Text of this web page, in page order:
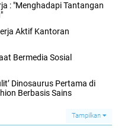
: "Menghadapi Tantangan
Aktif Kantoran
Bermedia Sosial
Dinosaurus Pertama di
Berbasis Sains
Tampilkan